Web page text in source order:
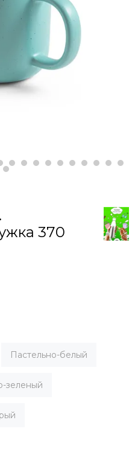
370
Пастельно-белый
зеленый